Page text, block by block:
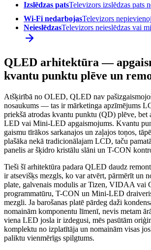
Izslēdzas patsTelevizors izslēdzas pats
Wi-Fi nedarbojasTelevizors
NeieslēdzasTelevizors neieslēdzas vai
QLED arhitektūra —
kvantu punktu plēve un
Atšķirībā no OLED, QLED nav
nosaukums — tas ir mārketinga apzīmējums
priekšā atrodas kvantu punktu (QD) plēve, bet
LED vai Mini-LED apgaismojums. Kvantu
gaismu tīrākos sarkanajos un zaļajos toņos,
plašāka nekā tradicionālajam LCD, taču
panelis ar šķidro kristālu slāni un T-CON
Tieši šī arhitektūra padara QLED daudz
ir atsevišķs mezgls, ko var atvērt, pārmērīt un
plate, galvenais modulis ar Tizen, VIDAA vai
programmatūru, T-CON un Mini-LED
mezgli. Ja barošanas platē pārdeg daži
nomainām komponentu līmenī, nevis metam
viena LED josla ir izdegusi, mēs pasūtām
komplektu no izplatītāja un nomainām visas
paliktu vienmērīgs spilgtums.